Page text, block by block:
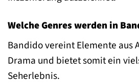
Welche Genres werden in
Bandido vereint Elemente aus
Drama und bietet somit ein
Seherlebnis.